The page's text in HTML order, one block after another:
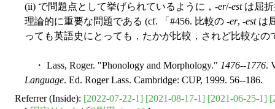
(ii) で問題点として挙げられているように，-er/-estは屈折
理論的に重要な問題である (cf. 「#456. 比較の -er, -estは
っても英語史にとっても，たかが比較，されど比較なの
・ Lass, Roger. "Phonology and Morphology." 1476--1776.
Language. Ed. Roger Lass. Cambridge: CUP, 1999. 56--186.
Referrer (Inside): [2022-07-22-1] [2021-08-17-1] [2021-06-25-1]